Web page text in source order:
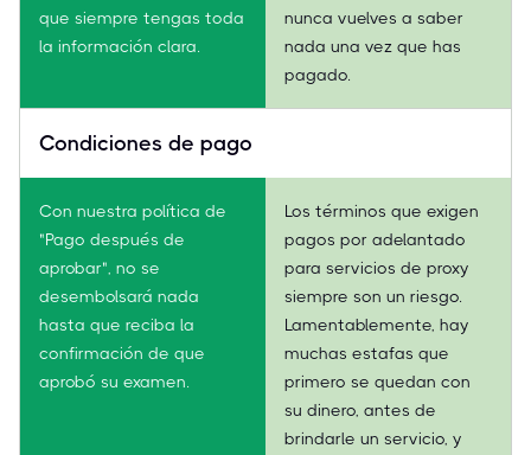
que siempre tengas toda
la información clara.
nunca vuelves a saber
nada una vez que has
pagado.
Condiciones de pago
Con nuestra política de
"Pago después de
aprobar", no se
desembolsará nada
hasta que reciba la
confirmación de que
aprobó su examen.
Los términos que exigen
pagos por adelantado
para servicios de proxy
siempre son un riesgo.
Lamentablemente, hay
muchas estafas que
primero se quedan con
su dinero, antes de
brindarle un servicio, y